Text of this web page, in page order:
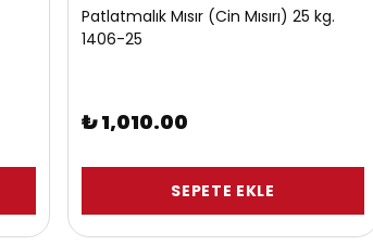
Patlatmalık Mısır (Cin Mısırı) 25 kg.
1406-25
₺ 1,010.00
SEPETE EKLE